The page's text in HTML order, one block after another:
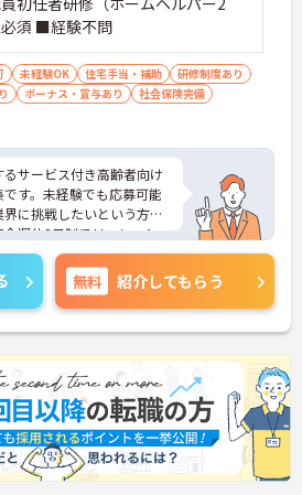
須 ■経験不問
未経験OK 住宅手当・補助
研修制度あり
ボーナス・賞与あり
社会保険完備
サービス付き高齢者向け
す。未経験でも応募可能
に挑戦したいという方に
週休2日制でリフレッシ
フバランスを保ちながら
後・育休休暇、子の看
度が充実していて、育児
い職場です◎さらに、生活
育児・保育料補助あり安
なっております♪ご興味あ
えしますので、お気軽に
無料 紹介してもらう